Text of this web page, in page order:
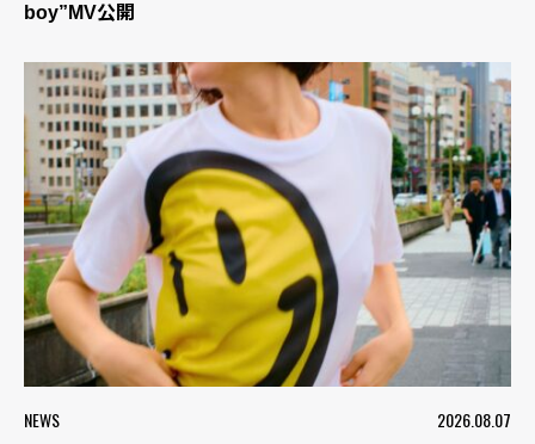
boy”MV公開
NEWS 2026.08.07